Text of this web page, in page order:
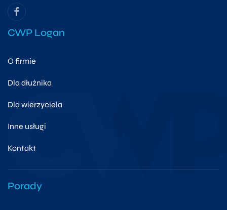
CWP Logan
O firmie
Dla dłużnika
Dla wierzyciela
Inne usługi
Kontakt
Porady